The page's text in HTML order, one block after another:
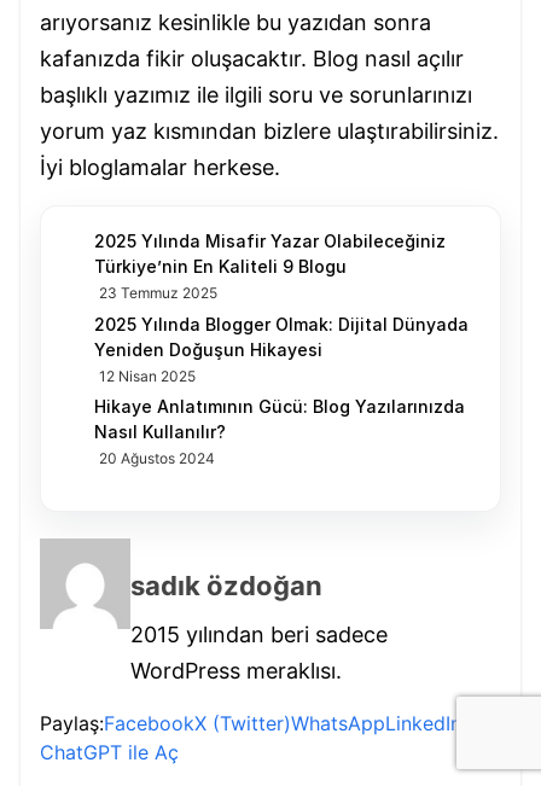
arıyorsanız kesinlikle bu yazıdan sonra
kafanızda fikir oluşacaktır. Blog nasıl açılır
başlıklı yazımız ile ilgili soru ve sorunlarınızı
yorum yaz kısmından bizlere ulaştırabilirsiniz.
İyi bloglamalar herkese.
2025 Yılında Misafir Yazar Olabileceğiniz
Türkiye’nin En Kaliteli 9 Blogu
23 Temmuz 2025
2025 Yılında Blogger Olmak: Dijital Dünyada
Yeniden Doğuşun Hikayesi
12 Nisan 2025
Hikaye Anlatımının Gücü: Blog Yazılarınızda
Nasıl Kullanılır?
20 Ağustos 2024
sadık özdoğan
2015 yılından beri sadece
WordPress meraklısı.
Paylaş:FacebookX (Twitter)WhatsAppLinkedIn
ChatGPT ile Aç